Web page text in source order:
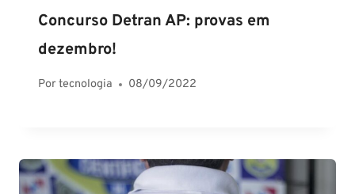
Concurso Detran AP: provas em
dezembro!
Portecnologia 08/09/2022